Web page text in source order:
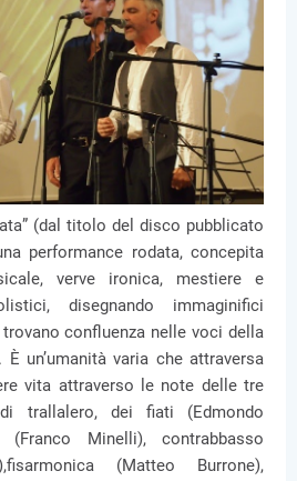
(dal titolo del disco pubblicato
performance rodata, concepita
verve ironica, mestiere e
disegnando immaginifici
confluenza nelle voci della
un’umanità varia che attraversa
vita attraverso le note delle tre
trallalero, dei fiati (Edmondo
Minelli), contrabbasso
(Matteo Burrone),